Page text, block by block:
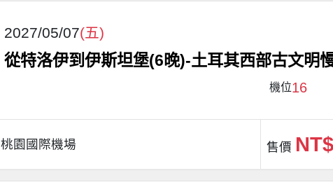
2027/05/07(五)
從特洛伊到伊斯坦堡(6晚)-土耳其西部古文明
機位16
桃園國際機場 售價